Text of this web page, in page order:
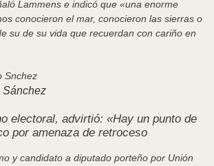
Lammens e indicó que «una enorme
conocieron el mar, conocieron las sierras o
su de su vida que recuerdan con cariño en
Sánchez
electoral, advirtió: «Hay un punto de
por amenaza de retroceso
y candidato a diputado porteño por Unión